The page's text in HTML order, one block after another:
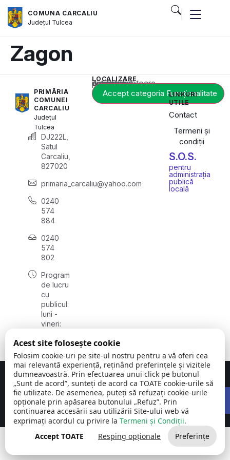
COMUNA CARCALIU
Județul Tulcea
Zagon
PRIMĂRIA
COMUNEI
CARCALIU
Județul
Tulcea
DJ222L,
Satul
Carcaliu,
827020
primaria_carcaliu@yahoo.com
0240
574
884
0240
574
802
Program
de lucru
cu
publicul:
luni -
vineri:
16:00
LOCALIZARE
Acest conținut este blocat până când acceptați categoria corespunzătoare de cookie-uri.
Accept categoria Funcționalitate
LINKURI
UTILE
Contact
Termeni și
condiții
S.O.S.
pentru
administrația
publică
locală
Comuna Carcaliu | județul
Tulcea
©
2026
Toate drepturile
rezervate
Concept realizat deBig Media Relații Publice SRL
Acest site folosește cookie
Folosim cookie-uri pe site-ul nostru pentru a vă oferi cea
mai relevantă experiență, reținând preferințele și vizitele
dumneavoastră. Prin efectuarea unui click pe butonul
„Sunt de acord”, sunteți de acord ca TOATE cookie-urile să
fie utilizate. De asemenea, puteți să refuzați cookie-urile
opționale prin apăsarea butonului „Refuz”. Prin
continuarea accesării sau utilizării Site-ului web vă
exprimați acordul cu privire la Termeni și Condiții.
Accept TOATE
Resping opționale Preferințe